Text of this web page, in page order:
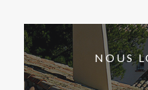
NOUS